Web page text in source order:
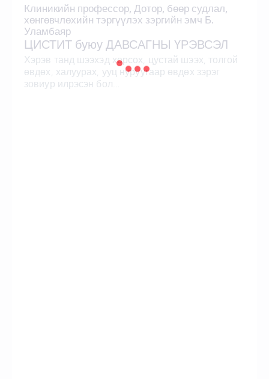
Клиникийн профессор, Дотор, бөөр судлал,
хөнгөвчлөхийн тэргүүлэх зэргийн эмч Б.
Уламбаяр
ЦИСТИТ буюу ДАВСАГНЫ ҮРЭВСЭЛ
Хэрэв танд шээхэд хорсох, цустай шээх, толгой
өвдөх, халуурах, ууц нуруугаар өвдөх зэрэг
зовиур илрэсэн бол…